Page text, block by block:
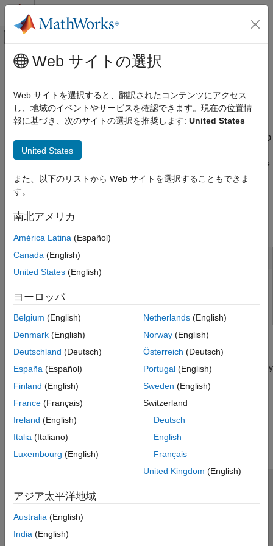
コンテンツへスキップ
オフキャンバス ナビゲーション メ
ドキュメンテーションのホーム
カテゴリ
Get Started with Simscape Multibody Link
PTC Creo
メインコンテンツ
Get Started with
Simscape
MultibodyLink
Export CAD assemblies for use inSimscape Multibodysoftware
is a CAD plug-in for exporting CAD
assemblies from SolidWorks
software. The plug-in generates an XML file detailing the
structure and properties of your CAD assembly and 3-D
parses the XML data and automatically generates an equivalent
multibody model.
Installation and Configuration
Tutorials
Convert CAD Assembly into Simscape Multibody Model
Workflows to convert a CAD assembly into a Simscape Multibody
How useful was this information?
Web サイトの選択
Web サイトを選択すると、翻訳されたコンテンツにアクセス
し、地域のイベントやサービスを確認できます。現在の位置情
報に基づき、次のサイトの選択を推奨します: United States
United States
また、以下のリストから Web サイトを選択することもできま
す。
南北アメリカ
América Latina (Español)
Canada (English)
United States (English)
ヨーロッパ
Belgium (English)
Denmark (English)
Deutschland (Deutsch)
España (Español)
Finland (English)
France (Français)
Ireland (English)
Italia (Italiano)
Luxembourg (English)
Netherlands(English)
Norway(English)
Österreich (Deutsch)
Portugal(English)
Sweden (English)
Switzerland
Deutsch
English
Français
United Kingdom (English)
アジア太平洋地域
Australia (English)
India (English)
トラストセンター